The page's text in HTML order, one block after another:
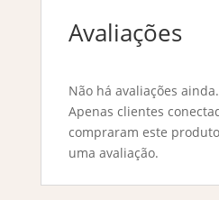
Avaliações
Não há avaliações ainda.
Apenas clientes
compraram este
uma avaliação.